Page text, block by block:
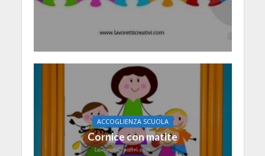
ACCOGLIENZA SCUOLA
Cornice con matite